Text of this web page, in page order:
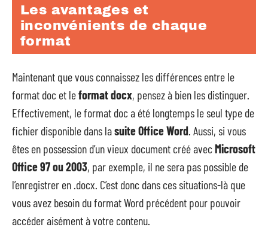
Les avantages et
inconvénients de chaque
format
Maintenant que vous connaissez les différences entre le
format doc et leformat docx, pensez à bien les distinguer.
Effectivement, le format doc a été longtemps le seul type de
fichier disponible dans lasuite Office Word . Aussi, si vous
êtes en possession d’un vieux document créé avecMicrosoft
Office 97 ou 2003, par exemple, il ne sera pas possible de
l’enregistrer en .docx. C’est donc dans ces situations-là que
vous avez besoin du format Word précédent pour pouvoir
accéder aisément à votre contenu.